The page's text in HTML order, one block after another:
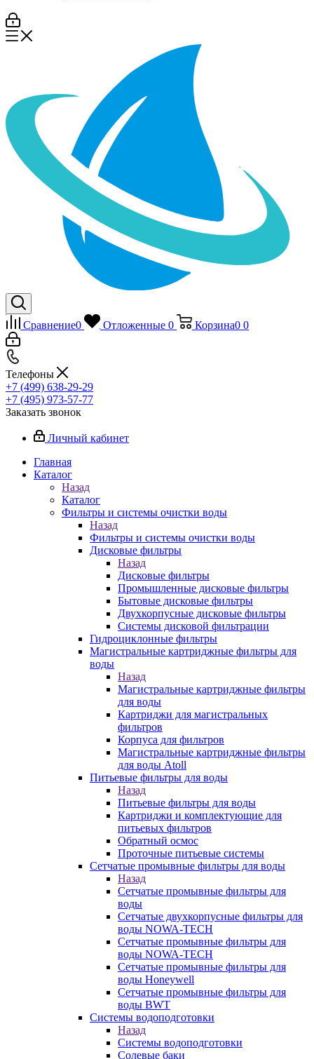
Сравнение0 Отложенные 0 Корзина0 0
Телефоны
+7 (499) 638-29-29
+7 (495) 973-57-77
Заказать звонок
Личный кабинет
Главная
Каталог
Назад
Каталог
Фильтры и системы очистки воды
Назад
Фильтры и системы очистки воды
Дисковые фильтры
Назад
Дисковые фильтры
Промышленные дисковые фильтры
Бытовые дисковые фильтры
Двухкорпусные дисковые фильтры
Системы дисковой фильтрации
Гидроциклонные фильтры
Магистральные картриджные фильтры для
воды
Назад
Магистральные картриджные фильтры
для воды
Картриджи для магистральных
фильтров
Корпуса для фильтров
Магистральные картриджные фильтры
для воды Atoll
Питьевые фильтры для воды
Назад
Питьевые фильтры для воды
Картриджи и комплектующие для
питьевых фильтров
Обратный осмос
Проточные питьевые системы
Сетчатые промывные фильтры для воды
Назад
Сетчатые промывные фильтры для
воды
Сетчатые двухкорпусные фильтры для
воды NOWA-TECH
Сетчатые промывные фильтры для
воды NOWA-TECH
Сетчатые промывные фильтры для
воды Honeywell
Сетчатые промывные фильтры для
воды BWT
Системы водоподготовки
Назад
Системы водоподготовки
Солевые баки